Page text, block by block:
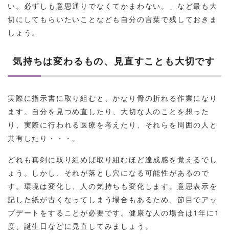
い。必ずしも意思通りでなくてかまわない。」など最も大
切にしてもらいたいことなども自分の言葉で残しておきま
しょう。
気持ちは変わるもの、見直すことも大切です
実際に指示書に取り組むと、かなり骨の折れる作業になり
ます。自分を見つめ直したり、大切な人のことを想った
り、実際に行われる医療を考えたり、それらを周囲の人と
共有したり・・・。
どれも真剣に取り組めば取り組むほど達成感を覚えるでし
ょう。しかし、それが落とし穴になる可能性があるので
す。環境は変化し、人の気持ちも変化します。意思表示を
記した紙が古くなってしまう場合もあるため、節目でアッ
プデートをすることが必要です。健康な人の場合は1年に1
度、誕生日などに見直してみましょう。